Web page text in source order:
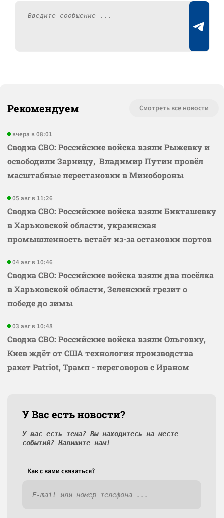
Рекомендуем Смотреть все новости
вчера в 08:01
Сводка СВО: Российские войска взяли Рыжевку и
освободили Зарницу, Владимир Путин провёл
масштабные перестановки в Минобороны
05 авг в 11:26
Сводка СВО: Российские войска взяли Бикташевку
в Харьковской области, украинская
промышленность встаёт из-за остановки портов
04 авг в 10:46
Сводка СВО: Российские войска взяли два посёлка
в Харьковской области, Зеленский грезит о
победе до зимы
03 авг в 10:48
Сводка СВО: Российские войска взяли Ольговку,
Киев ждёт от США технология производства
ракет Patriot, Трамп - переговоров с Ираном
У Вас есть новости?
У вас есть тема? Вы находитесь на месте
событий? Напишите нам!
Как c вами связаться?